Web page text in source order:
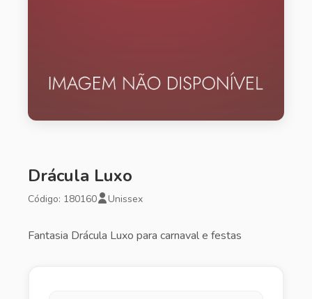
Drácula Luxo
Código: 180160 Unissex
Fantasia Drácula Luxo para carnaval e festas